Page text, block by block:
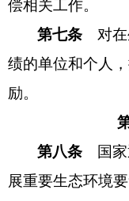
偿相关工作。
第七条 对在
绩的单位和个人
励。
第八条 国家
展重要生态环境